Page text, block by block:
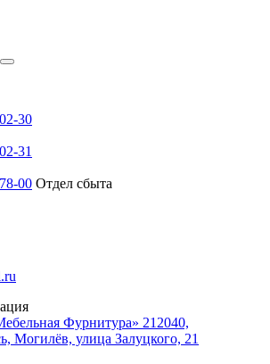
30
31
00 Отдел сбыта
Фурнитура» 212040,
Могилёв, улица Залуцкого, 21